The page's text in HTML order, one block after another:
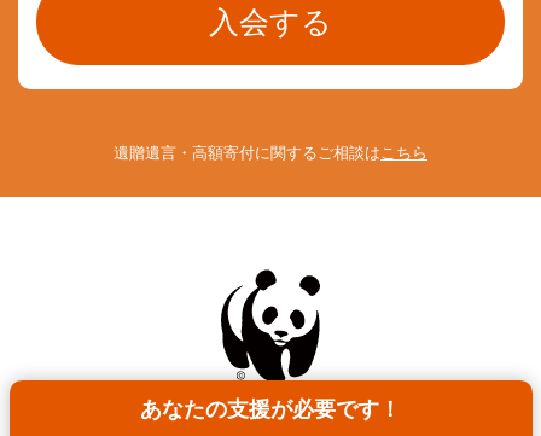
あなたの支援が必要です！
遺贈遺言・高額寄付に関するご相談はこちら